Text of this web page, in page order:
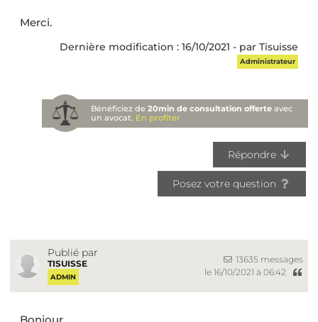
Merci.
Dernière modification : 16/10/2021 - par Tisuisse
Administrateur
Bénéficiez de20min de consultation offerte avec
un avocat. En profiter
Répondre
Posez votre question
Publié par
TISUISSE
ADMIN
13635 messages
le 16/10/2021 à 06:42
Bonjour,